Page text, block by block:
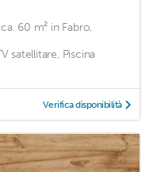
60 m² in Fabro,
satellitare, Piscina
Verifica disponibilità